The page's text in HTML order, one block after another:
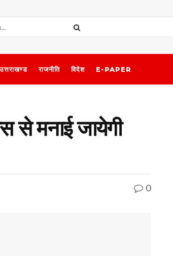
उत्तराखण्ड राजनीति विदेश E-PAPER
से मनाई जायेगी
0